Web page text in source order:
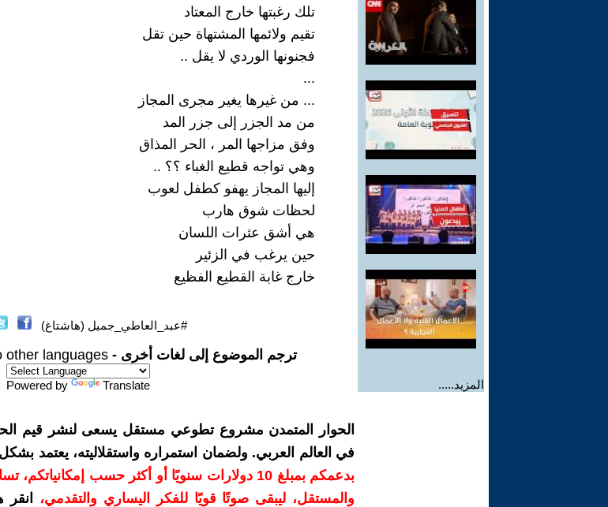
المزيد.....
تلك رغبتها خارج المعتاد
تقيم ولائمها المشتهاة حين تقل
فجنونها الوردي لا يقل ..
...
... من غيرها يغير مجرى المجاز
من مد الجزر إلى جزر المد
وفق مزاجها المر ، الحر المذاق
وهي تواجه قطيع الغباء ؟؟ ..
إليها المجاز يهفو كطفل لعوب
لحظات شوق هارب
هي أشق عثرات اللسان
حين يرغب في الزئير
خارج غابة القطيع الفظيع
#عبد_العاطي_جميل (هاشتاغ)
ترجم الموضوع إلى لغات أخرى - other languages
Powered by Translate
الحوار المتمدن مشروع تطوعي مستقل يسعى لنشر قيم
في العالم العربي. ولضمان استمراره واستقلاليته، يعتمد
بدعمكم بمبلغ 10 دولارات سنويًا أو أكثر حسب
والمستقل، ليبقى صوتًا قويًا للفكر اليساري والتقدمي،